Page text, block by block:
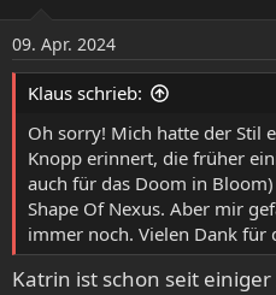
动，254 人有兴趣，
www.facebook.com
n
e
n
09. Apr. 2024
Klaus schrieb:
Oh sorry! Mich hatte der Stil
Knopp erinnert, die früher
auch für das Doom in
Shape Of Nexus. Aber mir
immer noch. Vielen Dank für
Katrin ist schon seit